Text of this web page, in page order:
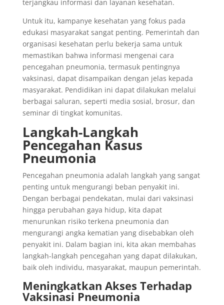
terjangkau informasi dan layanan kesehatan.
Untuk itu, kampanye kesehatan yang fokus pada
edukasi masyarakat sangat penting. Pemerintah dan
organisasi kesehatan perlu bekerja sama untuk
memastikan bahwa informasi mengenai cara
pencegahan pneumonia, termasuk pentingnya
vaksinasi, dapat disampaikan dengan jelas kepada
masyarakat. Pendidikan ini dapat dilakukan melalui
berbagai saluran, seperti media sosial, brosur, dan
seminar di tingkat komunitas.
Langkah-Langkah
Pencegahan Kasus
Pneumonia
Pencegahan pneumonia adalah langkah yang sangat
penting untuk mengurangi beban penyakit ini.
Dengan berbagai pendekatan, mulai dari vaksinasi
hingga perubahan gaya hidup, kita dapat
menurunkan risiko terkena pneumonia dan
mengurangi angka kematian yang disebabkan oleh
penyakit ini. Dalam bagian ini, kita akan membahas
langkah-langkah pencegahan yang dapat dilakukan,
baik oleh individu, masyarakat, maupun pemerintah.
Meningkatkan Akses Terhadap
Vaksinasi Pneumonia